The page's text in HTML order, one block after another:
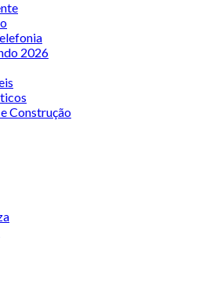
2026
Construção